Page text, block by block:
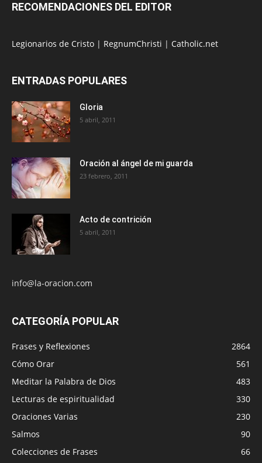
RECOMENDACIONES DEL EDITOR
Legionarios de Cristo | RegnumChristi | Catholic.net
ENTRADAS POPULARES
Gloria
5 abril, 2011
Oración al ángel de mi guarda
23 febrero, 2011
Acto de contrición
5 abril, 2011
info@la-oracion.com
CATEGORÍA POPULAR
Frases y Reflexiones
2864
Cómo Orar
561
Meditar la Palabra de Dios
483
Lecturas de espiritualidad
330
Oraciones Varias
230
Salmos
90
Colecciones de Frases
66